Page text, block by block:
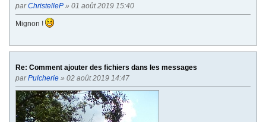
parChristelleP » 01 août 2019 15:40
Mignon !
Re: Comment ajouter des fichiers dans les messages
parPulcherie » 02 août 2019 14:47